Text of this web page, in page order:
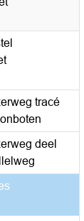
tracé
deel